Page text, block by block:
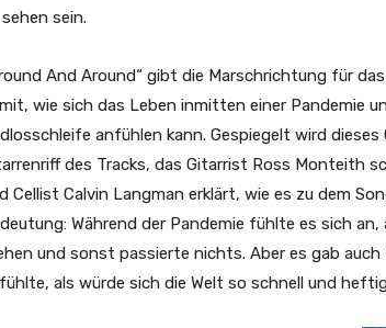
sein.
And Around“ gibt die Marschrichtung für
wie sich das Leben inmitten einer Pandemie
anfühlen kann. Gespiegelt wird
des Tracks, das Gitarrist Ross Monteith
Cellist Calvin Langman erklärt, wie es zu dem
Während der Pandemie fühlte es sich
und sonst passierte nichts. Aber es gab
als würde sich die Welt so schnell und